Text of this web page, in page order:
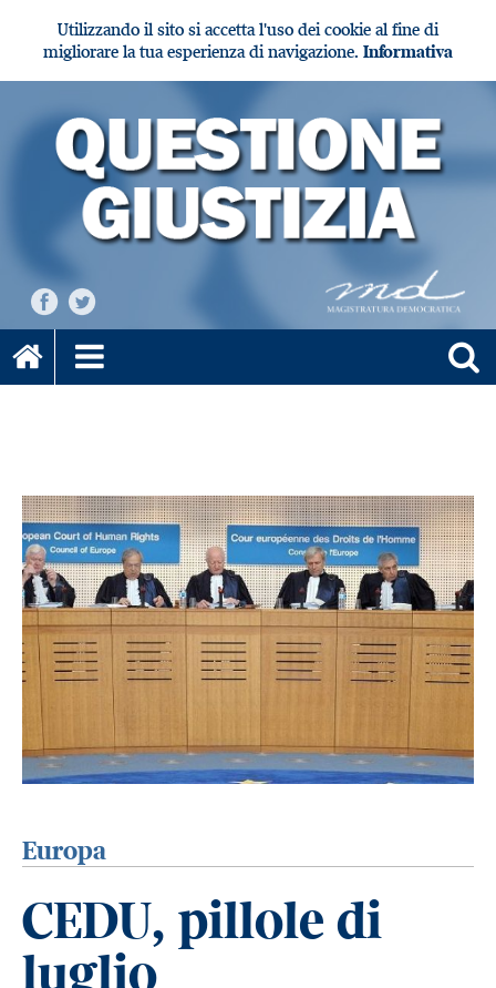
Utilizzando il sito si accetta l'uso dei cookie al fine di
migliorare la tua esperienza di navigazione. Informativa
Europa
CEDU, pillole di
luglio